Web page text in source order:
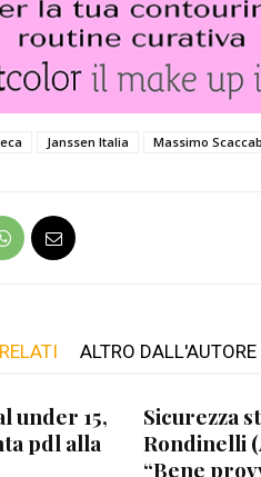
Janssen Italia Massimo
ALTRO DALL'AUTORE
under 15,
pdl alla
Sicurezza
Rondinelli
“Bene